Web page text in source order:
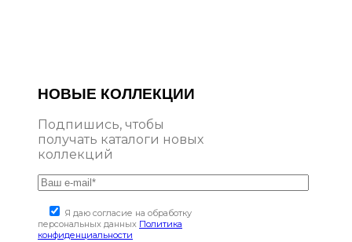
НОВЫЕ КОЛЛЕКЦИИ
Подпишись, чтобы
получать каталоги новых
коллекций
Я даю согласие на обработку
персональных данных Политика
конфиденциальности